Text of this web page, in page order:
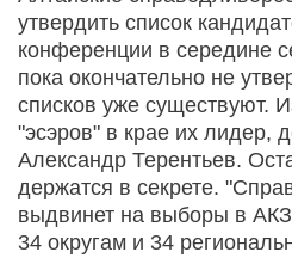
утвердить список
конференции в середине
пока окончательно не
списков уже существуют.
"эсэров" в крае их лидер,
Александр Терентьев.
держатся в секрете.
выдвинет на выборы в
34 округам и 34